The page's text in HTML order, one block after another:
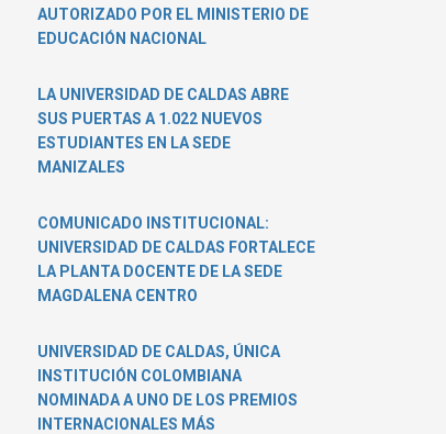
AUTORIZADO POR EL MINISTERIO DE
EDUCACIÓN NACIONAL
LA UNIVERSIDAD DE CALDAS ABRE
SUS PUERTAS A 1.022 NUEVOS
ESTUDIANTES EN LA SEDE
MANIZALES
COMUNICADO INSTITUCIONAL:
UNIVERSIDAD DE CALDAS FORTALECE
LA PLANTA DOCENTE DE LA SEDE
MAGDALENA CENTRO
UNIVERSIDAD DE CALDAS, ÚNICA
INSTITUCIÓN COLOMBIANA
NOMINADA A UNO DE LOS PREMIOS
INTERNACIONALES MÁS